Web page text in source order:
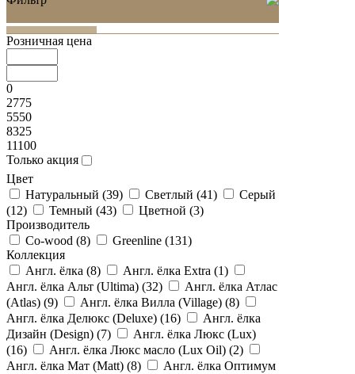
Розничная цена
0
2775
5550
8325
11100
Только акция
Цвет
Натуральный (39) Светлый (41)
Серый
(12) Темный (43) Цветной (3)
Производитель
Co-wood (8) Greenline (131)
Коллекция
Англ. ёлка (8) Англ. ёлка Extra (1)
Англ. ёлка Альт (Ultima) (32)
Англ. ёлка Атлас
(Atlas) (9) Англ. ёлка Вилла (Village) (8)
Англ. ёлка Делюкс (Deluxe) (16)
Англ. ёлка
Дизайн (Design) (7)
Англ. ёлка Люкс (Lux)
(16) Англ. ёлка Люкс масло (Lux Oil) (2)
Англ. ёлка Мат (Matt) (8)
Англ. ёлка Оптимум